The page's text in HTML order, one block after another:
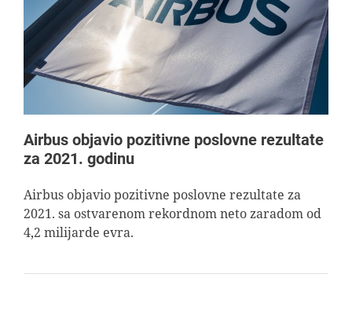
AVIOPEDIA
SPECIJAL
FOTO PRIČA
TEMA
AGENT
Airbus objavio pozitivne poslovne rezultate
za 2021. godinu
Airbus objavio pozitivne poslovne rezultate za
2021. sa ostvarenom rekordnom neto zaradom od
4,2 milijarde evra.